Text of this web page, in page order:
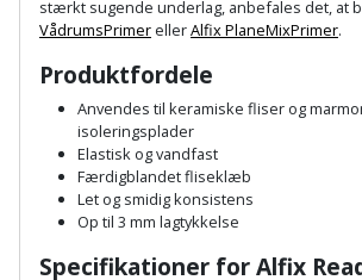
Lecablokke
og
fundablokke
Lofter
Lofttrapper
Høvl
Kiler
Kloakrenser
Kniv
Detektor
Diamantskæremaskine
Diamantslibertilbehør
Dykkerpistol
Robotplæneklipper
Robotplæneklipper
tilbehør
Vandpumpe
Vertikalskærer
Flagstænger
stærkt sugende underlag, anbefales det, at
VådrumsPrimer ellerAlfix PlaneMixPrimer.
Produktfordele
Anvendes til keramiske fliser og
isoleringsplader
Elastisk og vandfast
Færdigblandet fliseklæb
Let og smidig konsistens
Op til 3 mm lagtykkelse
Specifikationer forAlfix